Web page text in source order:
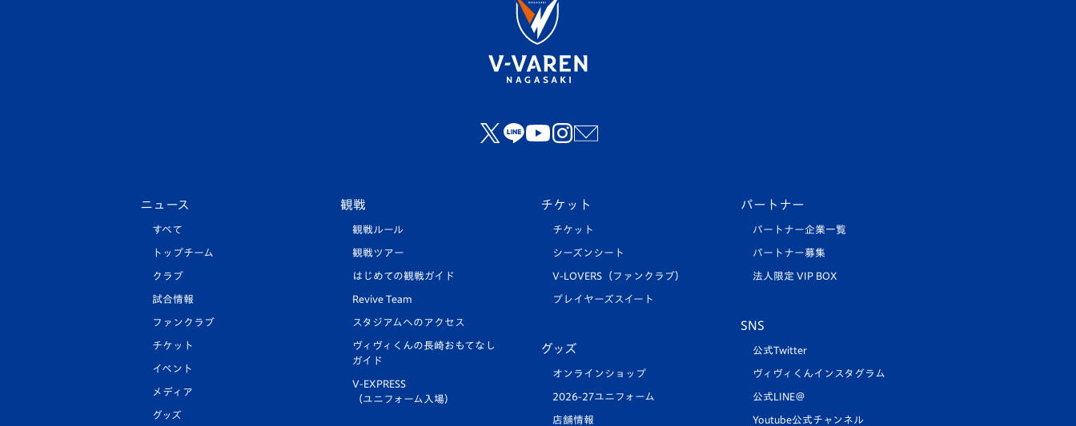
ニュース
すべて
トップチーム
クラブ
試合情報
ファンクラブ
チケット
イベント
メディア
グッズ
観戦
観戦ルール
観戦ツアー
はじめての観戦ガイド
Revive Team
スタジアムへのアクセス
ヴィヴィくんの長崎おもてなし
ガイド
V-EXPRESS
（ユニフォーム入場）
チケット
チケット
シーズンシート
V-LOVERS（ファンクラブ）
プレイヤーズスイート
グッズ
オンラインショップ
2026-27ユニフォーム
店舗情報
パートナー
パートナー企業一覧
パートナー募集
法人限定 VIP BOX
SNS
公式Twitter
ヴィヴィくんインスタグラム
公式LINE＠
Youtube公式チャンネル